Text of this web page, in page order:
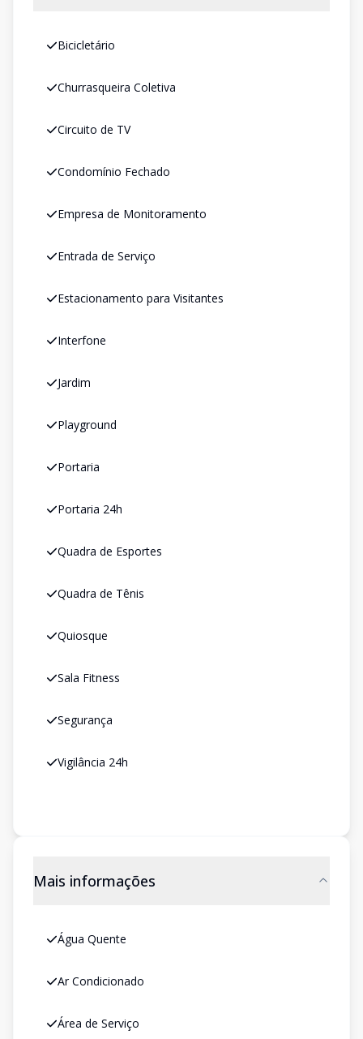
Bicicletário
Churrasqueira Coletiva
Circuito de TV
Condomínio Fechado
Empresa de Monitoramento
Entrada de Serviço
Estacionamento para Visitantes
Interfone
Jardim
Playground
Portaria
Portaria 24h
Quadra de Esportes
Quadra de Tênis
Quiosque
Sala Fitness
Segurança
Vigilância 24h
Mais informações
Água Quente
Ar Condicionado
Área de Serviço